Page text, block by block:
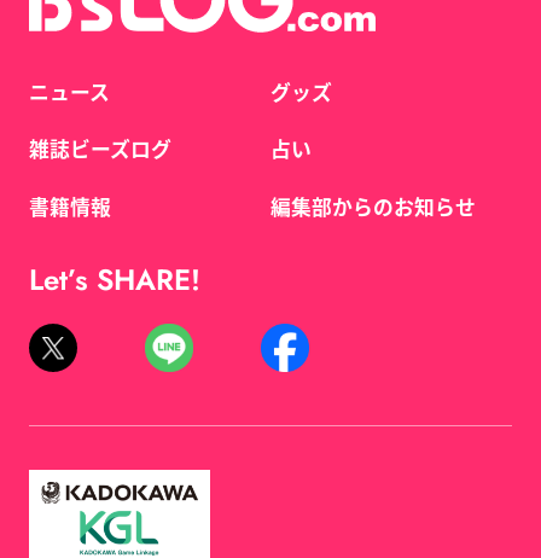
ニュース
雑誌ビーズログ
書籍情報
グッズ
占い
編集部からのお知らせ
Let’s SHARE!